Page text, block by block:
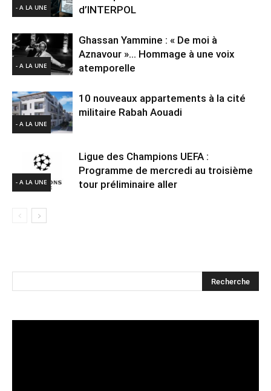
- A LA UNE
d’INTERPOL
- A LA UNE
Ghassan Yammine : « De moi à
Aznavour »… Hommage à une voix
atemporelle
- A LA UNE
10 nouveaux appartements à la cité
militaire Rabah Aouadi
- A LA UNE
Ligue des Champions UEFA :
Programme de mercredi au troisième
tour préliminaire aller